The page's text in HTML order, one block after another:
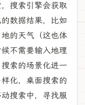
搜索引擎会获取
数据结果，比如
的天气（这也体
不需要输入地理
索的场景化进一
化，桌面搜索的
搜索中，寻找服